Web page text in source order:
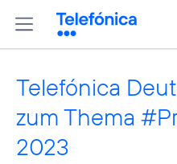
Telefónica
zum Thema
2023